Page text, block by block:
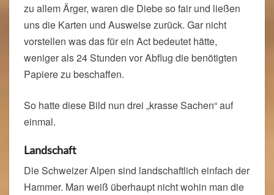
zu allem Ärger, waren die Diebe so fair und ließen
uns die Karten und Ausweise zurück. Gar nicht
vorstellen was das für ein Act bedeutet hätte,
weniger als 24 Stunden vor Abflug die benötigten
Papiere zu beschaffen.
So hatte diese Bild nun drei „krasse Sachen“ auf
einmal.
Landschaft
Die Schweizer Alpen sind landschaftlich einfach der
Hammer. Man weiß überhaupt nicht wohin man die